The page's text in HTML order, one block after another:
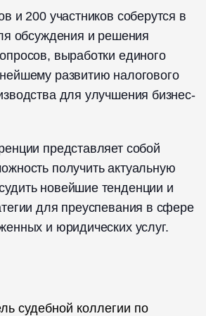
и 200 участников соберутся в
обсуждения и решения
выработки единого
развитию налогового
для улучшения бизнес-
представляет собой
получить актуальную
новейшие тенденции и
для преуспевания в сфере
и юридических услуг.
судебной коллегии по